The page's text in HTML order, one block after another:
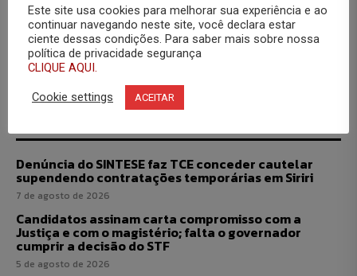
Últimas
Denúncia do SINTESE faz TCE conceder cautelar
supendendo contratações temporárias em Siriri
7 de agosto de 2026
Candidatos assinam carta compromisso com a
Justiça e com o magistério; falta o governador
cumprir a decisão do STF
5 de agosto de 2026
Este site usa cookies para melhorar sua experiência e ao
continuar navegando neste site, você declara estar
ciente dessas condições. Para saber mais sobre nossa
política de privacidade segurança
CLIQUE AQUI.
Cookie settings ACEITAR